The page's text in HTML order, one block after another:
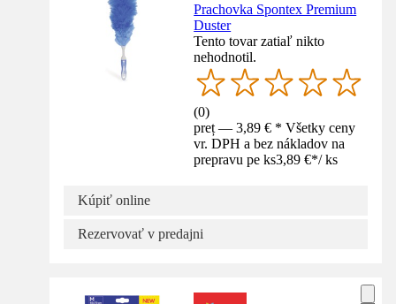
Prachovka Spontex Premium
Duster
Tento tovar zatiaľ nikto
nehodnotil.
(0)
preț — 3,89 € * Všetky ceny
vr. DPH a bez nákladov na
prepravu pe ks3,89 €*/ ks
Kúpiť online
Rezervovať v predajni